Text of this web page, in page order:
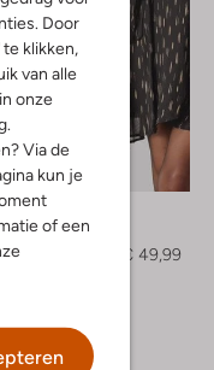
Door
klikken,
van alle
onze
.
Via de
kun je
of een
-50%
Mini jurk
€ 49,99